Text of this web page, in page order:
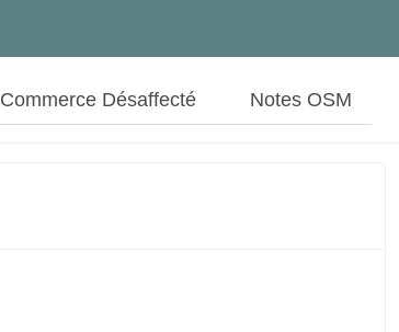
Commerce Désaffecté Notes OSM